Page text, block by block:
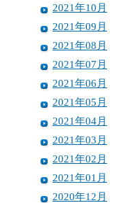
2021年10月
2021年09月
2021年08月
2021年07月
2021年06月
2021年05月
2021年04月
2021年03月
2021年02月
2021年01月
2020年12月